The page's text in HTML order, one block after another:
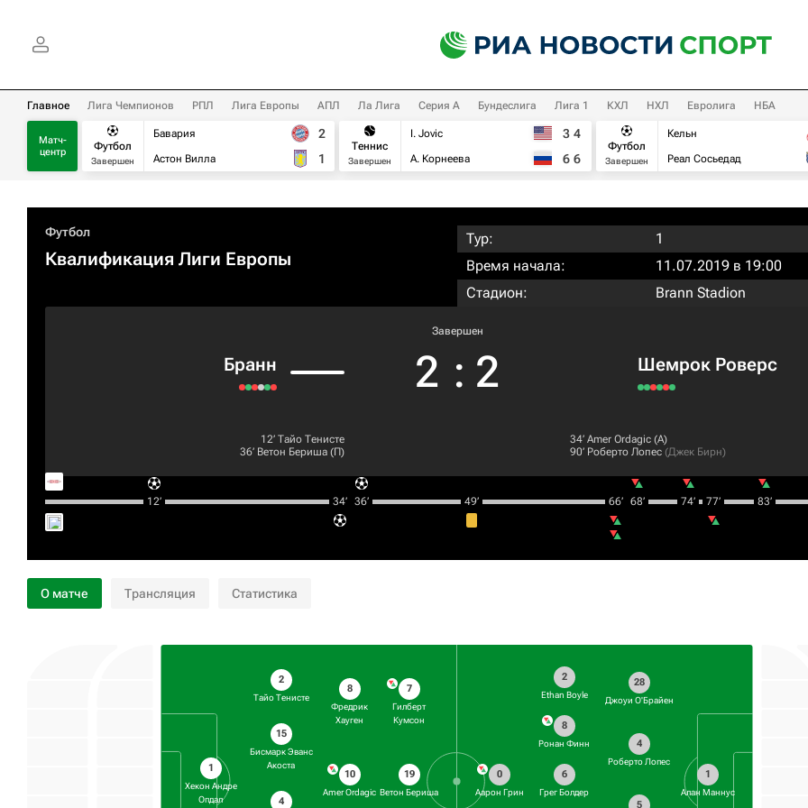
Главное Лига Чемпионов РПЛ Лига Европы АПЛ Ла Лига Серия А Бундеслига Лига 1 КХЛ НХЛ Евролига НБА
Матч-
центр
Футбол
Завершен
Бавария
Астон Вилла
2
1
Теннис
Завершен
I. Jovic
А. Корнеева
3 4
6 6
Футбол
Завершен
Кельн
Реал Сосьедад
Футбол
Квалификация Лиги Европы
Тур:
1
Время начала:
11.07.2019 в 19:00
Стадион:
Brann Stadion
Бранн
Завершен
2 : 2 Шемрок Роверс
12‎’‎ Тайо Тенисте
36‎’‎ Ветон Бериша (П)
34‎’‎ Amer Ordagic (А)
90‎’‎ Роберто Лопес (Джек Бирн)
12‎’‎ 34‎’‎ 36‎’‎ 49‎’‎ 66‎’‎ 68‎’‎ 74‎’‎ 77‎’‎ 83‎’‎
О матче Трансляция Статистика
1
Хекон Андре
Опдал
2
Тайо Тенисте
15
Бисмарк Эванс
Акоста
4
8
Фредрик
Хауген
10
Amer Ordagic
7
Гилберт
Кумсон
19
Ветон Бериша
1
Алан Маннус
28
Джоуи О'Брайен
4
Роберто Лопес
5
2
Ethan Boyle
8
Ронан Финн
6
Грег Болдер
0
Аарон Грин